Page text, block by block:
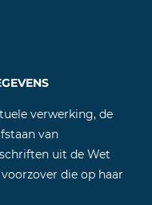
verwerking, de
van
uit de Wet
die op haar